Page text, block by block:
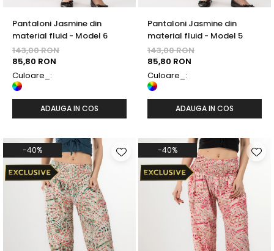
Pantaloni Jasmine din
material fluid - Model 6
143,00 RON
85,80 RON
Culoare_:
ADAUGA IN COS
Pantaloni Jasmine din
material fluid - Model 5
143,00 RON
85,80 RON
Culoare_:
ADAUGA IN COS
-40% -40%